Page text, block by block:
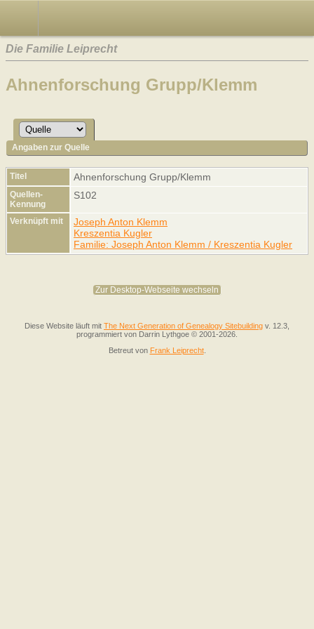
Die Familie Leiprecht
Ahnenforschung Grupp/Klemm
Angaben zur Quelle
Titel Ahnenforschung Grupp/Klemm
Quellen-
Kennung
S102
Verknüpft mit
Joseph Anton Klemm
Kreszentia Kugler
Familie: Joseph Anton Klemm / Kreszentia Kugler
Zur Desktop-Webseite wechseln
Diese Website läuft mit The Next Generation of Genealogy Sitebuilding v. 12.3,
programmiert von Darrin Lythgoe © 2001-2026.
Betreut von Frank Leiprecht.